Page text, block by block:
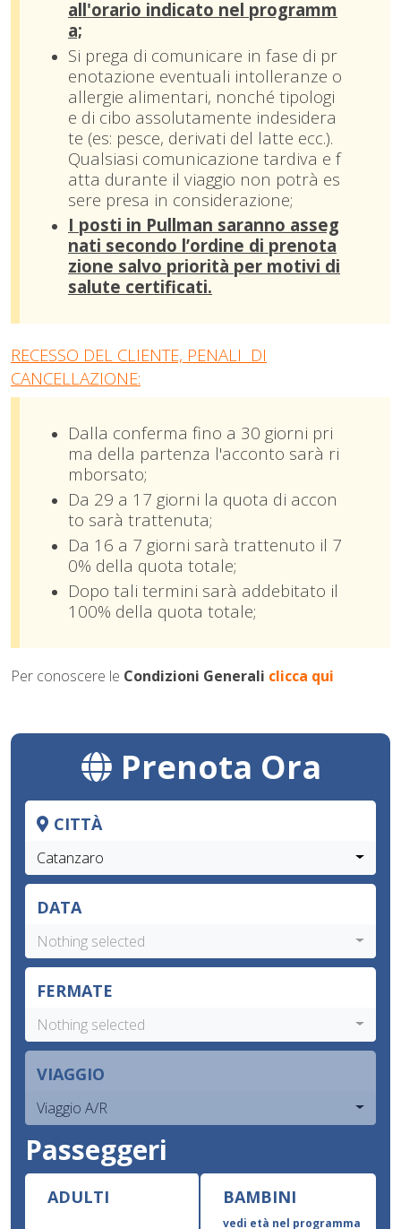
all'orario indicato nel programm
a;
Si prega di comunicare in fase di pr
enotazione eventuali intolleranze o
allergie alimentari, nonché tipologi
e di cibo assolutamente indesidera
te (es: pesce, derivati del latte ecc.).
Qualsiasi comunicazione tardiva e f
atta durante il viaggio non potrà es
sere presa in considerazione;
I posti in Pullman saranno asseg
nati secondo l’ordine di prenota
zione salvo priorità per motivi di
salute certificati.
RECESSO DEL CLIENTE, PENALI DI
CANCELLAZIONE:
Dalla conferma fino a 30 giorni pri
ma della partenza l'acconto sarà ri
mborsato;
Da 29 a 17 giorni la quota di accon
to sarà trattenuta;
Da 16 a 7 giorni sarà trattenuto il 7
0% della quota totale;
Dopo tali termini sarà addebitato il
100% della quota totale;
Per conoscere le Condizioni Generali clicca qui
Prenota Ora
CITTÀ
Catanzaro
DATA
Nothing selected
FERMATE
Nothing selected
VIAGGIO
Viaggio A/R
Passeggeri
ADULTI BAMBINI
vedi età nel programma